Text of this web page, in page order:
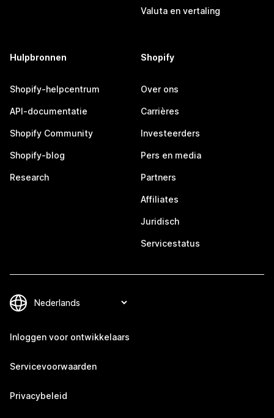
Valuta en vertaling
Hulpbronnen
Shopify-helpcentrum
API-documentatie
Shopify Community
Shopify-blog
Research
Shopify
Over ons
Carrières
Investeerders
Pers en media
Partners
Affiliates
Juridisch
Servicestatus
Inloggen voor ontwikkelaars
Servicevoorwaarden
Privacybeleid